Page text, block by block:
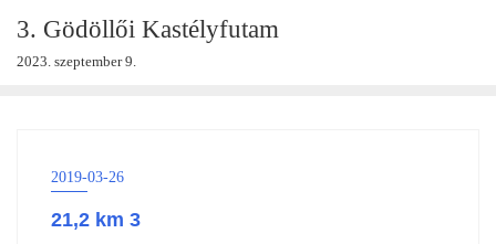
content
3. Gödöllői Kastélyfutam
2023. szeptember 9.
2019-03-26
21,2 km 3